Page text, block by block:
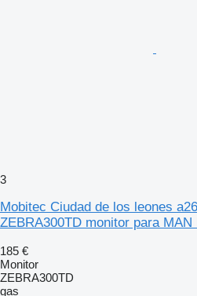
3
Mobitec Ciudad de los leones
ZEBRA300TD monitor para
185 €
Monitor
ZEBRA300TD
gas